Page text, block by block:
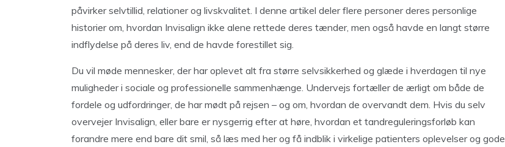
påvirker selvtillid, relationer og livskvalitet. I denne artikel deler flere personer deres personlige
historier om, hvordan Invisalign ikke alene rettede deres tænder, men også havde en langt større
indflydelse på deres liv, end de havde forestillet sig.
Du vil møde mennesker, der har oplevet alt fra større selvsikkerhed og glæde i hverdagen til nye
muligheder i sociale og professionelle sammenhænge. Undervejs fortæller de ærligt om både de
fordele og udfordringer, de har mødt på rejsen – og om, hvordan de overvandt dem. Hvis du selv
overvejer Invisalign, eller bare er nysgerrig efter at høre, hvordan et tandreguleringsforløb kan
forandre mere end bare dit smil, så læs med her og få indblik i virkelige patienters oplevelser og gode